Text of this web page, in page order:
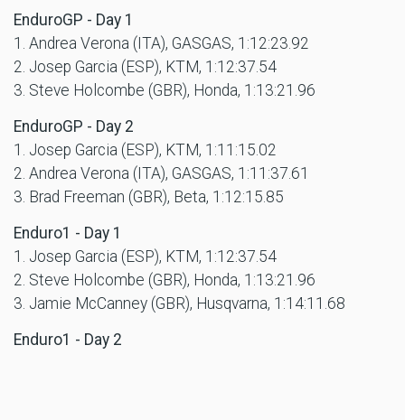
EnduroGP - Day 1
1. Andrea Verona (ITA), GASGAS, 1:12:23.92
2. Josep Garcia (ESP), KTM, 1:12:37.54
3. Steve Holcombe (GBR), Honda, 1:13:21.96
EnduroGP - Day 2
1. Josep Garcia (ESP), KTM, 1:11:15.02
2. Andrea Verona (ITA), GASGAS, 1:11:37.61
3. Brad Freeman (GBR), Beta, 1:12:15.85
Enduro1 - Day 1
1. Josep Garcia (ESP), KTM, 1:12:37.54
2. Steve Holcombe (GBR), Honda, 1:13:21.96
3. Jamie McCanney (GBR), Husqvarna, 1:14:11.68
Enduro1 - Day 2